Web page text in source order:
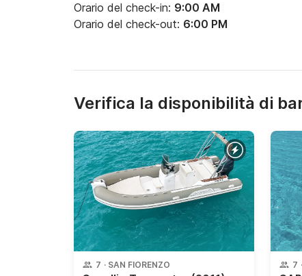
Orario del check-in: 9:00 AM
Orario del check-out: 6:00 PM
Verifica la disponibilità di
7 · SAN FIORENZO 7 ·